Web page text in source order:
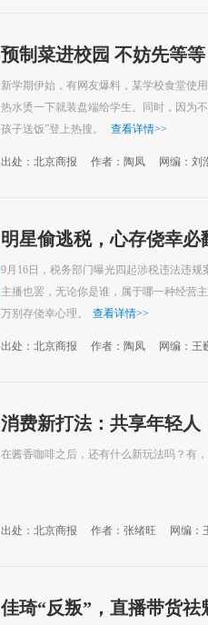
预制菜进校园 不妨先等等
新学期伊始，有网友爆料，某学校食堂使
热水烫一下就装盘端给学生。同时，因为
孩子送饭”登上热搜。
查看详情>>
出处：北京商报 作者：陶凤 网编：刘
明星偷逃税，心存侥幸必
9月16日，税务部门曝光四起涉税违法违
主播也罢，无论你是谁，属于哪一种经营
万别存侥幸心理。
查看详情>>
出处：北京商报 作者：陶凤 网编：王
消费新打法：共享年轻人
在酱香咖啡之后，还有什么新玩法吗？有
出处：北京商报 作者：张绪旺 网编：
佳琦“反叛”，直播带货祛